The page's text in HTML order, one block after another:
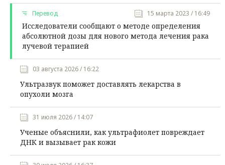
Перевод 15 марта 2023 / 16:49
Исследователи сообщают о методе определения
абсолютной дозы для нового метода лечения рака
лучевой терапией
03 августа 2026 / 16:22
Ультразвук поможет доставлять лекарства в
опухоли мозга
31 июля 2026 / 14:07
Ученые объяснили, как ультрафиолет повреждает
ДНК и вызывает рак кожи